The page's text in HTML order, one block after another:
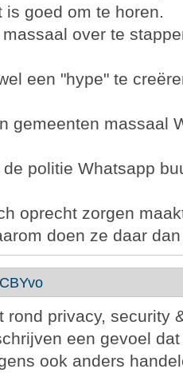
goed om te horen.
over te
een "hype" te
gemeenten massaal
politie Whatsapp
oprecht zorgen
doen ze daar
CBYvo
rond privacy, security
een gevoel
ook anders